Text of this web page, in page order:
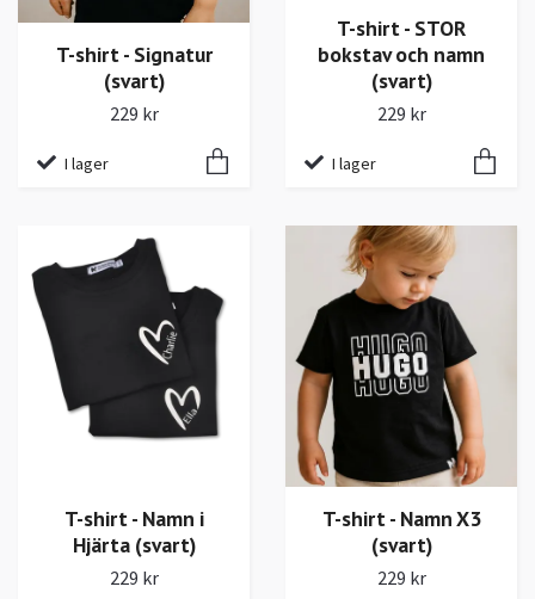
T-shirt - Signatur
(svart)
229 kr
I lager
T-shirt - STOR
bokstav och namn
(svart)
229 kr
I lager
T-shirt - Namn i
Hjärta (svart)
229 kr
T-shirt - Namn X3
(svart)
229 kr